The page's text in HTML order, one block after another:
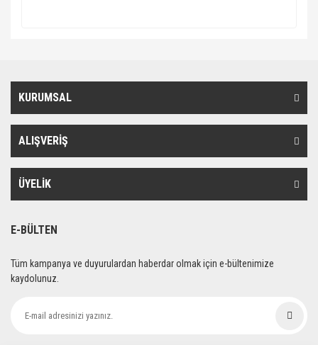
KURUMSAL
ALIŞVERİŞ
ÜYELİK
E-BÜLTEN
Tüm kampanya ve duyurulardan haberdar olmak için e-bültenimize
kaydolunuz.